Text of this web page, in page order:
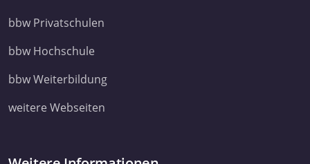
bbw Privatschulen
bbw Hochschule
bbw Weiterbildung
weitere Webseiten